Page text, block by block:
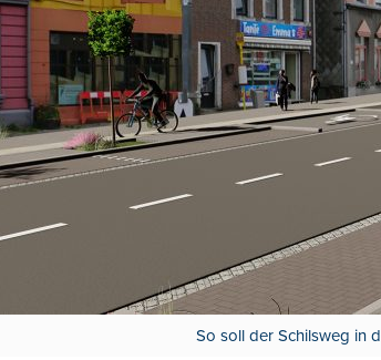
So soll der Schilsweg in